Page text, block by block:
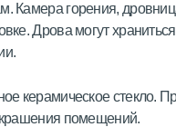
Камера горения,
Дрова могут
керамическое стекло.
помещений.